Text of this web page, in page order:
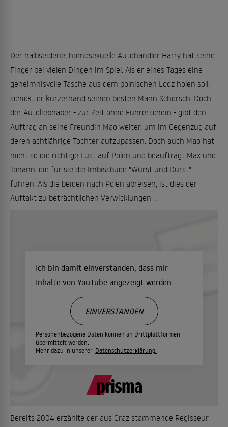
Der halbseidene, homosexuelle Autohändler Harry hat seine
Finger bei vielen Dingen im Spiel. Als er eines Tages eine
geheimnisvolle Tasche aus dem polnischen Lodz holen soll,
schickt er kurzerhand seinen besten Mann Schorsch. Doch
der Autoliebhaber - zur Zeit ohne Führerschein - gibt den
Auftrag an seine Freundin Mao weiter, um im Gegenzug auf
deren achtjährige Tochter aufzupassen. Doch auch Mao hat
nicht so die richtige Lust auf Polen und beauftragt Max und
Johann, die für sie die Imbissbude "Wurst und Durst"
führen. Als die beiden nach Polen abreisen, ist dies der
Auftakt zu beträchtlichen Verwicklungen ...
Ich bin damit einverstanden, dass mir
Inhalte von YouTube angezeigt werden.
Personenbezogene Daten können an Drittplattformen
übermittelt werden.
Mehr dazu in unserer Datenschutzerklärung.
EINVERSTANDEN
Bereits 2004 erzählte der aus Graz stammende Regisseur